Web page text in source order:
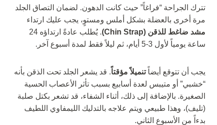
تترك الجراحة “فراغاً” حيث كانت الدهون. لضمان التصاق الجلد
مرة أخرى بالعضلة بشكل أملس ومستوٍ، يجب عليك ارتداء
مشد ضاغط للذقن (Chin Strap)
. يُطلب عادةً ارتداؤه 24
ساعة يومياً لأول 3-5 أيام، ثم ليلاً فقط لمدة أسبوع آخر.
يجب أن تتوقع أيضاًتنميلاً مؤقتاً. قد يشعر الجلد تحت الذقن بأنه
“خشبي” أو متيبس لعدة أسابيع بسبب تأثر الأعصاب الحسية
الصغيرة. بالإضافة إلى ذلك، أثناء الشفاء، قد تشعر بكتل صلبة
(تليف)، وهذا طبيعي ويتم علاجه بالتدليك الليمفاوي اللطيف
بدءاً من الأسبوع الثاني.